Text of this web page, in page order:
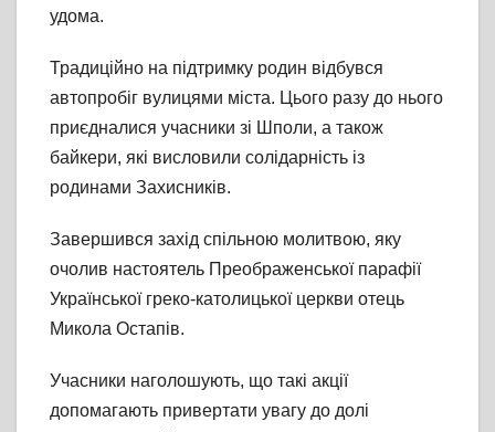
удома.
Традиційно на підтримку родин відбувся
автопробіг вулицями міста. Цього разу до нього
приєдналися учасники зі Шполи, а також
байкери, які висловили солідарність із
родинами Захисників.
Завершився захід спільною молитвою, яку
очолив настоятель Преображенської парафії
Української греко-католицької церкви отець
Микола Остапів.
Учасники наголошують, що такі акції
допомагають привертати увагу до долі